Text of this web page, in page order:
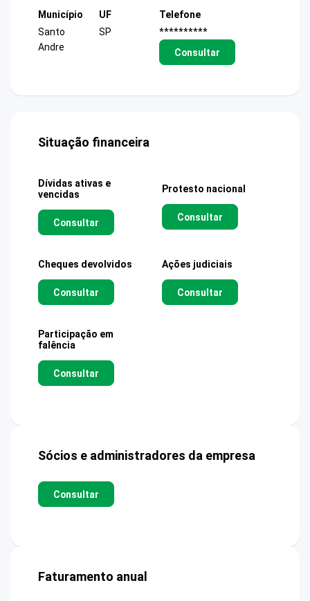
Município
Santo
Andre
UF
SP
Telefone
**********
Consultar
Situação financeira
Dívidas ativas e
vencidas
Consultar
Protesto nacional
Consultar
Cheques devolvidos
Consultar
Ações judiciais
Consultar
Participação em
falência
Consultar
Sócios e administradores da empresa
Consultar
Faturamento anual